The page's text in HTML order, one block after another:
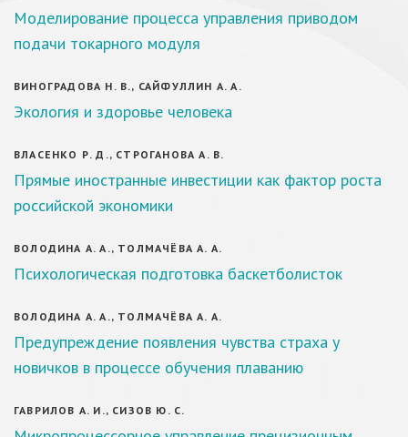
Моделирование процесса управления приводом
подачи токарного модуля
ВИНОГРАДОВА Н. В., САЙФУЛЛИН А. А.
Экология и здоровье человека
ВЛАСЕНКО Р. Д., СТРОГАНОВА А. В.
Прямые иностранные инвестиции как фактор роста
российской экономики
ВОЛОДИНА А. А., ТОЛМАЧЁВА А. А.
Психологическая подготовка баскетболисток
ВОЛОДИНА А. А., ТОЛМАЧЁВА А. А.
Предупреждение появления чувства страха у
новичков в процессе обучения плаванию
ГАВРИЛОВ А. И., СИЗОВ Ю. С.